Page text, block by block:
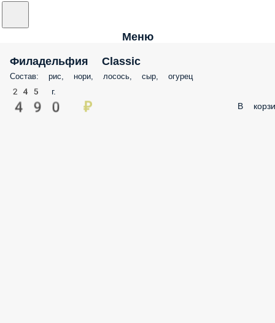
Меню
Филадельфия Classic
Состав: рис, нори, лосось, сыр, огурец
245 г.
490 ₽ В